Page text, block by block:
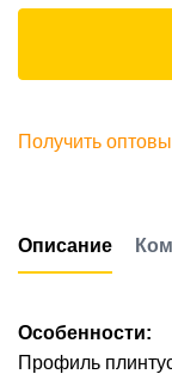
Получить
Описание
Особенности:
Профиль